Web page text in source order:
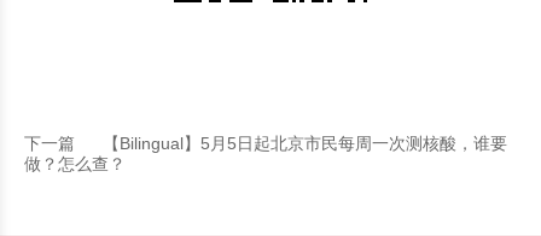
下一篇
【Bilingual】5月5日起北京市民每周一次测核酸，谁要
做？怎么查？